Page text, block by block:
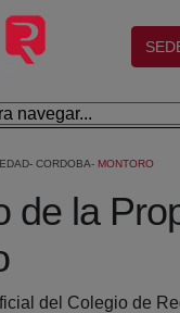
CORDOBA MONTORO
de la
del Colegio de